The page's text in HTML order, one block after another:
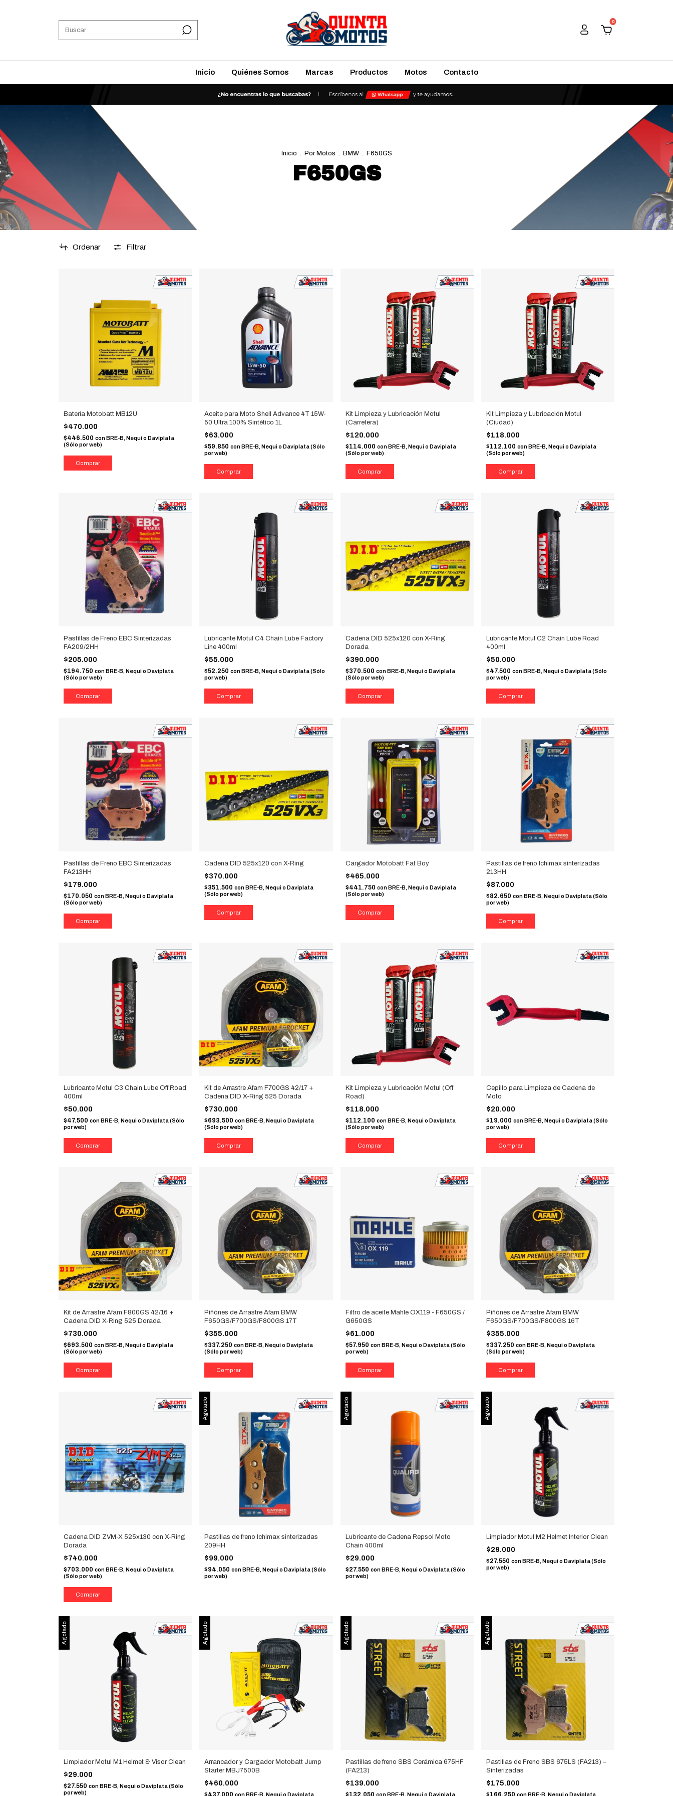
0
Inicio Quiénes Somos Marcas Productos Motos Contacto
Inicio . Por Motos . BMW . F650GS
F650GS
Ordenar Filtrar
Batería Motobatt MB12U
$470.000
$446.500 con BRE-B, Nequi o Daviplata
(Sólo por web)
Aceite para Moto Shell Advance 4T 15W-
50 Ultra 100% Sintético 1L
$63.000
$59.850con BRE-B, Nequi o Daviplata (Sólo
por web)
Kit Limpieza y Lubricación Motul
(Carretera)
$120.000
$114.000 con BRE-B, Nequi o Daviplata
(Sólo por web)
Kit Limpieza y Lubricación Motul
(Ciudad)
$118.000
$112.100 con BRE-B, Nequi o Daviplata
(Sólo por web)
Pastillas de Freno EBC Sinterizadas
FA209/2HH
$205.000
$194.750 con BRE-B, Nequi o Daviplata
(Sólo por web)
Lubricante Motul C4 Chain Lube Factory
Line 400ml
$55.000
$52.250con BRE-B, Nequi o Daviplata (Sólo
por web)
Cadena DID 525x120 con X-Ring
Dorada
$390.000
$370.500 con BRE-B, Nequi o Daviplata
(Sólo por web)
Lubricante Motul C2 Chain Lube Road
400ml
$50.000
$47.500 con BRE-B, Nequi o Daviplata (Sólo
por web)
Pastillas de Freno EBC Sinterizadas
FA213HH
$179.000
$170.050 conBRE-B, Nequi o Daviplata
(Sólo por web)
Cadena DID 525x120 con X-Ring
$370.000
$351.500conBRE-B, Nequi o Daviplata
(Sólo por web)
Cargador Motobatt Fat Boy
$465.000
$441.750 con BRE-B, Nequi o Daviplata
(Sólo por web)
Pastillas de freno Ichimax sinterizadas
213HH
$87.000
$82.650 conBRE-B, Nequi o Daviplata (Sólo
por web)
Lubricante Motul C3 Chain Lube Off Road
400ml
$50.000
$47.500 conBRE-B, Nequi o Daviplata (Sólo
por web)
Kit de Arrastre Afam F700GS 42/17 +
Cadena DID X-Ring 525 Dorada
$730.000
$693.500conBRE-B, Nequi o Daviplata
(Sólo por web)
Kit Limpieza y Lubricación Motul (Off
Road)
$118.000
$112.100 con BRE-B, Nequi o Daviplata
(Sólo por web)
Cepillo para Limpieza de Cadena de
Moto
$20.000
$19.000 conBRE-B, Nequi o Daviplata (Sólo
por web)
Kit de Arrastre Afam F800GS 42/16 +
Cadena DID X-Ring 525 Dorada
$730.000
$693.500 con BRE-B, Nequi o Daviplata
(Sólo por web)
Piñónes de Arrastre Afam BMW
F650GS/F700GS/F800GS 17T
$355.000
$337.250con BRE-B, Nequi o Daviplata
(Sólo por web)
Filtro de aceite Mahle OX119 - F650GS /
G650GS
$61.000
$57.950 con BRE-B, Nequi o Daviplata (Sólo
por web)
Piñónes de Arrastre Afam BMW
F650GS/F700GS/F800GS 16T
$355.000
$337.250 con BRE-B, Nequi o Daviplata
(Sólo por web)
Cadena DID ZVM-X 525x130 con X-Ring
Dorada
$740.000
$703.000 con BRE-B, Nequi o Daviplata
(Sólo por web)
Agotado
Pastillas de freno Ichimax sinterizadas
209HH
$99.000
$94.050con BRE-B, Nequi o Daviplata (Sólo
por web)
Agotado
Lubricante de Cadena Repsol Moto
Chain 400ml
$29.000
$27.550 con BRE-B, Nequi o Daviplata (Sólo
por web)
Agotado
Limpiador Motul M2 Helmet Interior Clean
$29.000
$27.550 con BRE-B, Nequi o Daviplata (Sólo
por web)
Agotado
Limpiador Motul M1 Helmet & Visor Clean
$29.000
$27.550 conBRE-B, Nequi o Daviplata (Sólo
por web)
Agotado
Arrancador y Cargador Motobatt Jump
Starter MBJ7500B
$460.000
$437.000conBRE-B, Nequi o Daviplata
Agotado
Pastillas de freno SBS Cerámica 675HF
(FA213)
$139.000
$132.050 con BRE-B, Nequi o Daviplata
Agotado
Pastillas de Freno SBS 675LS (FA213) –
Sinterizadas
$175.000
$166.250 conBRE-B, Nequi o Daviplata